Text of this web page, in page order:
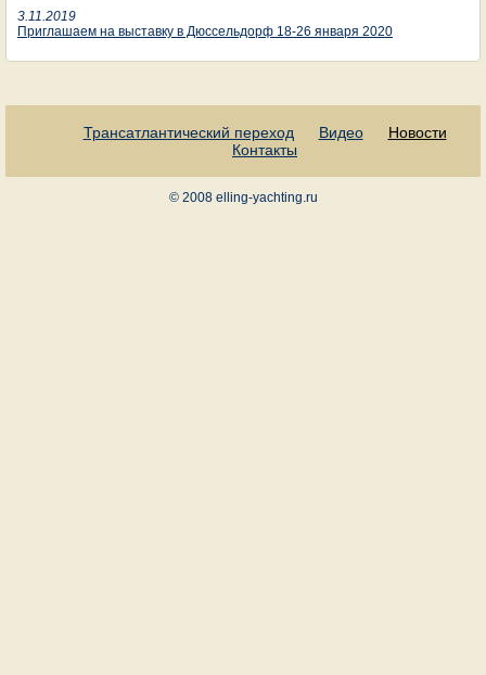
3.11.2019
Приглашаем на выставку в Дюссельдорф 18-26 января 2020
Трансатлантический переход Видео
Новости
Контакты
© 2008 elling-yachting.ru